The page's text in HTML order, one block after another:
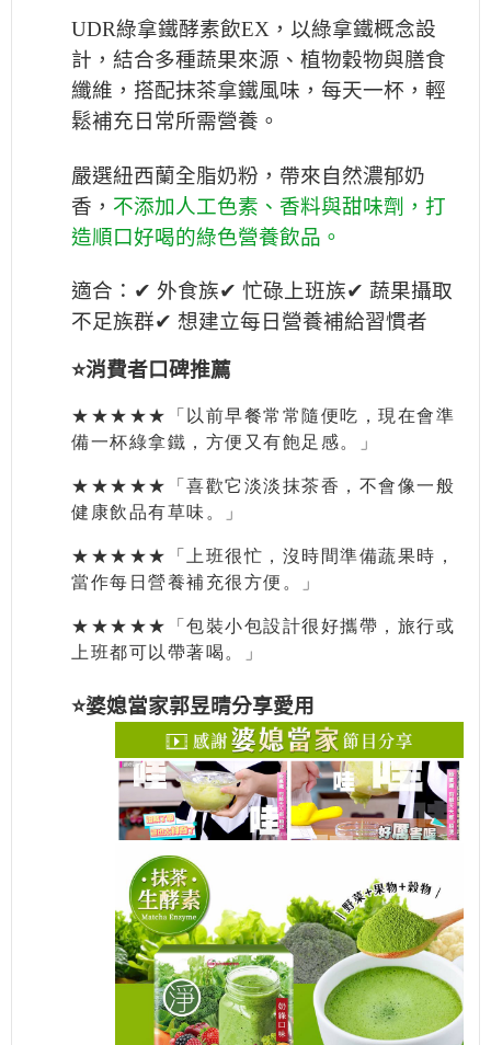
UDR綠拿鐵酵素飲EX，以綠拿鐵概念設
計，結合多種蔬果來源、植物穀物與膳食
纖維，搭配抹茶拿鐵風味，每天一杯，輕
鬆補充日常所需營養。
嚴選紐西蘭全脂奶粉，帶來自然濃郁奶
香， 不添加人工色素、香料與甜味劑，打
造順口好喝的綠色營養飲品。
適合： ✔ 外食族✔ 忙碌上班族✔ 蔬果攝取
不足族群✔ 想建立每日營養補給習慣者
⭐️消費者口碑推薦
★★★★★「以前早餐常常隨便吃，現在會準
備一杯綠拿鐵，方便又有飽足感。」
★★★★★「喜歡它淡淡抹茶香，不會像一般
健康飲品有草味。」
★★★★★
「上班很忙，沒時間準備蔬果時，
當作每日營養補充很方便。」
★★★★★
「包裝小包設計很好攜帶，旅行或
上班都可以帶著喝。」
⭐️婆媳當家郭昱晴分享愛用